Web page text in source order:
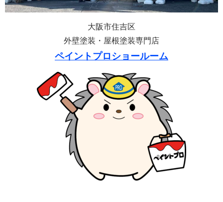
大阪市住吉区
外壁塗装・屋根塗装専門店
ペイントプロショールーム